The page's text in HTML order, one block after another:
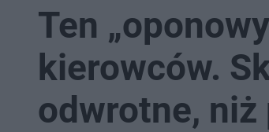
Ten
kierowców.
odwrotne,